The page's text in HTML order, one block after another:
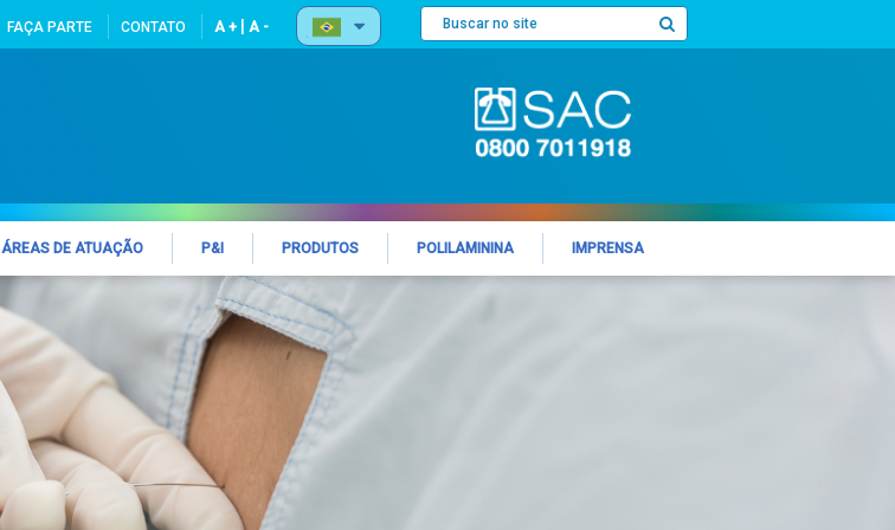
FAÇA PARTE CONTATO A + A -
ÁREAS DE ATUAÇÃO P&I PRODUTOS POLILAMININA IMPRENSA